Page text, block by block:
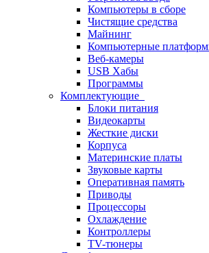
Компьютеры в сборе
Чистящие средства
Майнинг
Компьютерные
Веб-камеры
USB Хабы
Программы
Комплектующие
Блоки питания
Видеокарты
Жесткие диски
Корпуса
Материнские платы
Звуковые карты
Оперативная память
Приводы
Процессоры
Охлаждение
Контроллеры
TV-тюнеры